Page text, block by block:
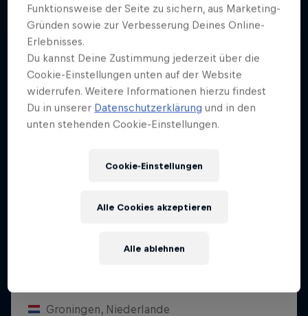
Groningen, Niederlande
Funktionsweise der Seite zu sichern, aus Marketing-
Gründen sowie zur Verbesserung Deines Online-
Erlebnisses.
Du kannst Deine Zustimmung jederzeit über die
Cookie-Einstellungen unten auf der Website
widerrufen. Weitere Informationen hierzu findest
Du in unserer Datenschutzerklärung und in den
unten stehenden Cookie-Einstellungen.
Cookie-Einstellungen
Alle ablehnen
Alle Cookies akzeptieren